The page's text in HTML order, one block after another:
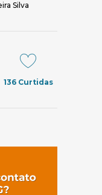
Silva
136Curtidas